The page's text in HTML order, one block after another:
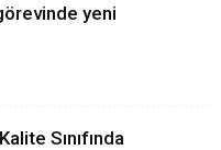
yeni
Sınıfında